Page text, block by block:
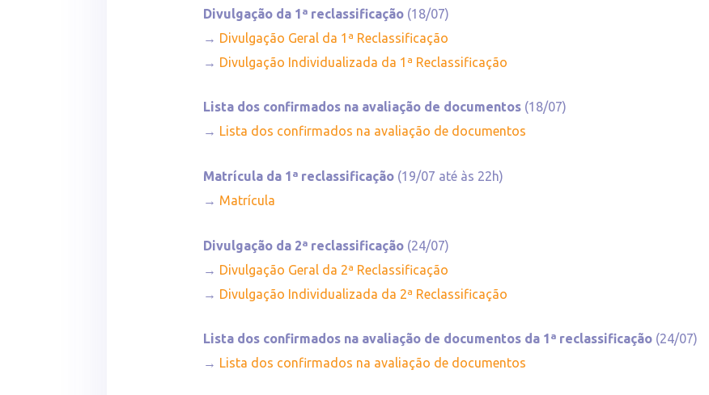
Divulgação da 1ª reclassificação (18/07)
→ Divulgação Geral da 1ª Reclassificação
→ Divulgação Individualizada da 1ª Reclassificação
Lista dos confirmados na avaliação de documentos (18/07)
→ Lista dos confirmados na avaliação de documentos
Matrícula da 1ª reclassificação (19/07 até às 22h)
→ Matrícula
Divulgação da 2ª reclassificação (24/07)
→ Divulgação Geral da 2ª Reclassificação
→ Divulgação Individualizada da 2ª Reclassificação
Lista dos confirmados na avaliação de documentos da 1ª reclassificação (24/07)
→ Lista dos confirmados na avaliação de documentos